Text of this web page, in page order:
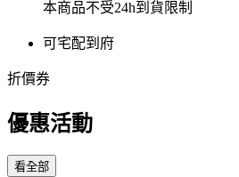
本商品不受24h到貨限制
可宅配到府
折價券
優惠活動
看全部